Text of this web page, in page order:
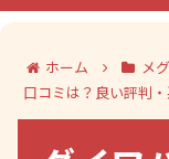
ホーム メ
口コミは？良い評判